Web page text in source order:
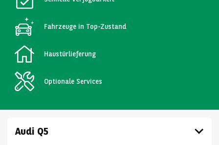
Fahrzeuge in Top-Zustand
Haustürlieferung
Optionale Services
Audi Q5